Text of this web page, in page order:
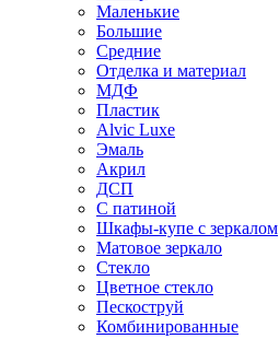
Маленькие
Большие
Средние
Отделка и материал
МДФ
Пластик
Alvic Luxe
Эмаль
Акрил
ДСП
С патиной
Шкафы-купе с зеркалом
Матовое зеркало
Стекло
Цветное стекло
Пескоструй
Комбинированные